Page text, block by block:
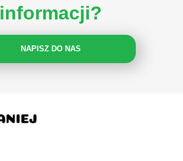
informacji?
NAPISZ DO NAS